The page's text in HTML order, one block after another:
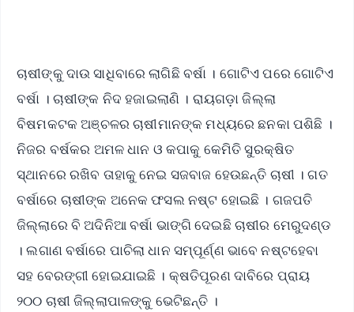
ଚାଷୀଙ୍କୁ ଦାଉ ସାଧିବାରେ ଲାଗିଛି ବର୍ଷା । ଗୋଟିଏ ପରେ ଗୋଟିଏ
ବର୍ଷା । ଚାଷୀଙ୍କ ନିଦ ହଜାଇଲାଣି । ରାୟଗଡ଼ା ଜିଲ୍ଲା
ବିଷମକଟକ ଅଞ୍ଚଳର ଚାଷୀମାନଙ୍କ ମଧ୍ୟରେ ଛନକା ପଶିଛି ।
ନିଜର ବର୍ଷକର ଅମଳ ଧାନ ଓ କପାକୁ କେମିତି ସୁରକ୍ଷିତ
ସ୍ଥାନରେ ରଖିବ ତାହାକୁ ନେଇ ସଜବାଜ ହେଉଛନ୍ତି ଚାଷୀ । ଗତ
ବର୍ଷାରେ ଚାଷୀଙ୍କ ଅନେକ ଫସଲ ନଷ୍ଟ ହୋଇଛି । ଗଜପତି
ଜିଲ୍ଲାରେ ବି ଅଦିନିଆ ବର୍ଷା ଭାଙ୍ଗି ଦେଇଛି ଚାଷୀର ମେରୁଦଣ୍ଡ
। ଲଗାଣ ବର୍ଷାରେ ପାଚିଲା ଧାନ ସମ୍ପୂର୍ଣ୍ଣ ଭାବେ ନଷ୍ଟହେବା
ସହ ବେରଙ୍ଗୀ ହୋଇଯାଇଛି । କ୍ଷତିପୂରଣ ଦାବିରେ ପ୍ରାୟ
୨୦୦ ଚାଷୀ ଜିଲ୍ଲାପାଳଙ୍କୁ ଭେଟିଛନ୍ତି ।